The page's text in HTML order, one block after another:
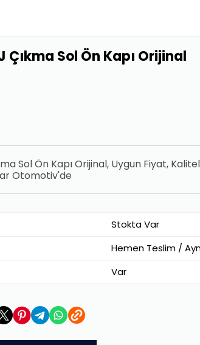
Çıkma Sol Ön Kapı Orijinal
Sol Ön Kapı Orijinal, Uygun Fiyat,
Otomotiv'de
Stokta Var
Hemen Teslim /
Var